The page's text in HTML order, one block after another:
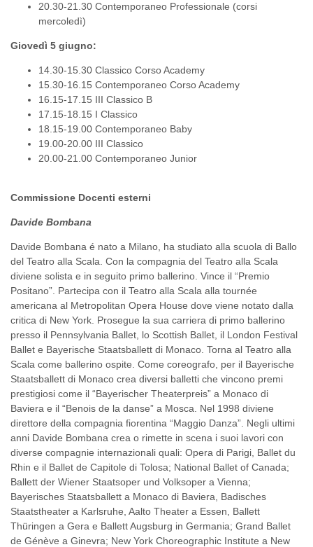
20.30-21.30 Contemporaneo Professionale (corsi
mercoledì)
Giovedì 5 giugno:
14.30-15.30 Classico Corso Academy
15.30-16.15 Contemporaneo Corso Academy
16.15-17.15 III Classico B
17.15-18.15 I Classico
18.15-19.00 Contemporaneo Baby
19.00-20.00 III Classico
20.00-21.00 Contemporaneo Junior
Commissione Docenti esterni
Davide Bombana
Davide Bombana é nato a Milano, ha studiato alla scuola di Ballo
del Teatro alla Scala. Con la compagnia del Teatro alla Scala
diviene solista e in seguito primo ballerino. Vince il “Premio
Positano”. Partecipa con il Teatro alla Scala alla tournée
americana al Metropolitan Opera House dove viene notato dalla
critica di New York. Prosegue la sua carriera di primo ballerino
presso il Pennsylvania Ballet, lo Scottish Ballet, il London Festival
Ballet e Bayerische Staatsballett di Monaco. Torna al Teatro alla
Scala come ballerino ospite. Come coreografo, per il Bayerische
Staatsballett di Monaco crea diversi balletti che vincono premi
prestigiosi come il “Bayerischer Theaterpreis” a Monaco di
Baviera e il “Benois de la danse” a Mosca. Nel 1998 diviene
direttore della compagnia fiorentina “Maggio Danza”. Negli ultimi
anni Davide Bombana crea o rimette in scena i suoi lavori con
diverse compagnie internazionali quali: Opera di Parigi, Ballet du
Rhin e il Ballet de Capitole di Tolosa; National Ballet of Canada;
Ballett der Wiener Staatsoper und Volksoper a Vienna;
Bayerisches Staatsballett a Monaco di Baviera, Badisches
Staatstheater a Karlsruhe, Aalto Theater a Essen, Ballett
Thüringen a Gera e Ballett Augsburg in Germania; Grand Ballet
de Génève a Ginevra; New York Choreographic Institute a New